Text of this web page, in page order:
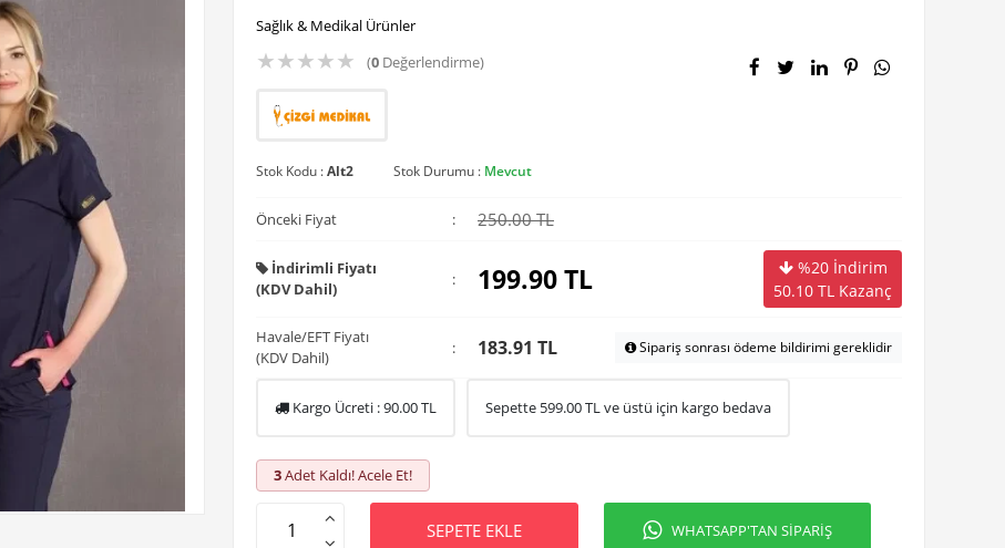
Sağlık & Medikal Ürünler
★★★★★ (0 Değerlendirme)
Stok Kodu :Alt2 Stok Durumu : Mevcut
Önceki Fiyat : 250.00 TL
İndirimli Fiyatı
(KDV Dahil)
: 199.90TL
%20 İndirim
50.10 TL Kazanç
Havale/EFT Fiyatı
(KDV Dahil)
: 183.91 TL Sipariş sonrası ödeme bildirimi gereklidir
Kargo Ücreti :90.00TL Sepette 599.00TL ve üstü için kargo bedava
3Adet Kaldı! Acele Et!
SEPETE EKLE WHATSAPP'TAN SİPARİŞ